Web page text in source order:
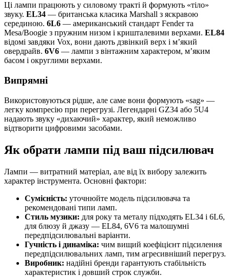
Ці лампи працюють у силовому тракті й формують «тіло»
звуку. EL34 — британська класика Marshall з яскравою
серединою. 6L6 — американський стандарт Fender та
Mesa/Boogie з пружним низом і кришталевими верхами. EL84
відомі завдяки Vox, вони дають дзвінкий верх і м’який
овердрайв. 6V6 — лампи з вінтажним характером, м’яким
басом і округлими верхами.
Випрямні
Використовуються рідше, але саме вони формують «sag» —
легку компресію при перегрузі. Легендарні GZ34 або 5U4
надають звуку «дихаючий» характер, який неможливо
відтворити цифровими засобами.
Як обрати лампи під ваш підсилювач
Лампи — витратний матеріал, але від їх вибору залежить
характер інструмента. Основні фактори:
Сумісність: уточнюйте модель підсилювача та
рекомендовані типи ламп.
Стиль музики: для року та металу підходять EL34 і 6L6,
для блюзу й джазу — EL84, 6V6 та малошумні
передпідсилювальні варіанти.
Гучність і динаміка: чим вищий коефіцієнт підсилення
передпідсилювальних ламп, тим агресивніший перегруз.
Виробник: надійні бренди гарантують стабільність
характеристик і довший строк служби.